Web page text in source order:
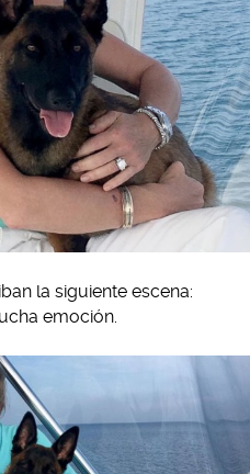
la siguiente escena:
emoción.